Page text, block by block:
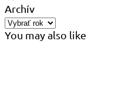
Archív
You may also like